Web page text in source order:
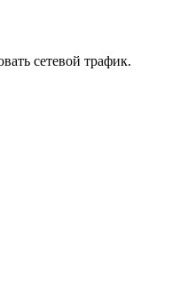
сетевой трафик.